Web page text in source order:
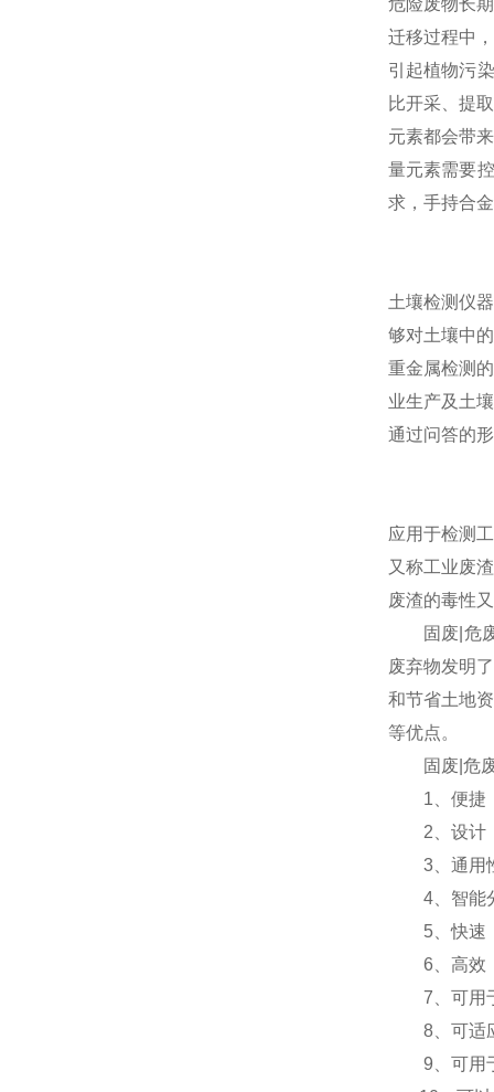
危险废物长
迁移过程中
引起植物污
比开采、提
元素都会带
量元素需要
求，手持合
土壤检测仪
够对土壤中
重金属检测
业生产及土
通过问答的
应用于检测
又称工业废
废渣的毒性
固废|危
废弃物发明
和节省土地
等优点。
固废|危废
1、便捷，
2、设计：
3、通用性
4、智能分
5、快速：
6、高效：
7、可用于
8、可适应
9、可用于